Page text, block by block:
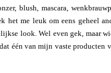
blush, mascara,
het me leuk om eens geheel
look. Wel even gek, maar
één van mijn vaste producten